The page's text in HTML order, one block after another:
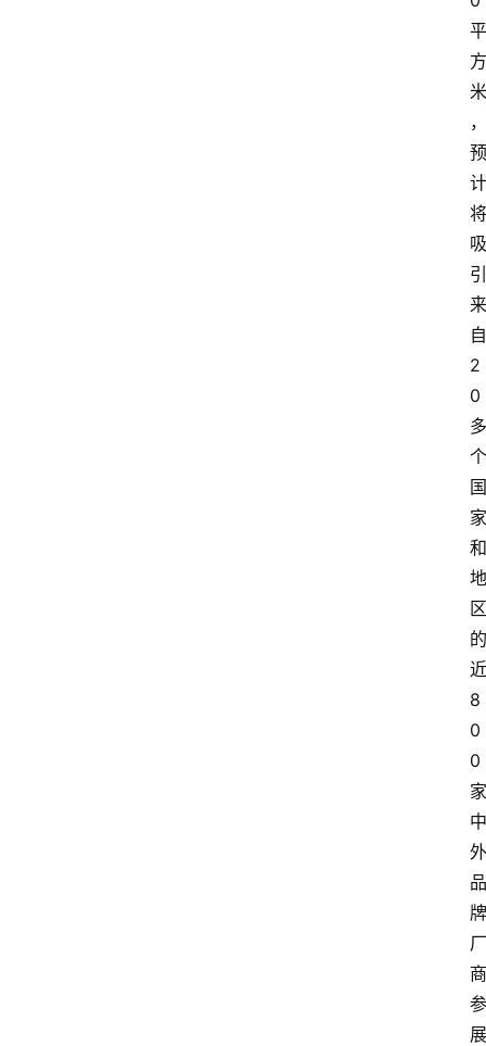
平
方
米
，
预
计
将
吸
引
来
自
2
0
多
个
国
家
和
地
区
的
近
8
0
0
家
中
外
品
牌
厂
商
参
展